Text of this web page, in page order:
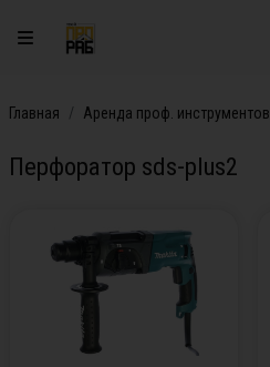
Главная Аренда проф. инструментов
Перфоратор sds-plus2